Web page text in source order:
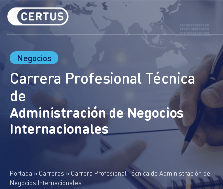
Carreras Profesionales
Cursos y Especializaciones
Inglés
Carreras para gente que trabaja
Sedes
Negocios
Carrera Profesional Técnica
de
Administración de Negocios
Internacionales
Portada » Carreras » Carrera Profesional Técnica de Administración de
Negocios Internacionales